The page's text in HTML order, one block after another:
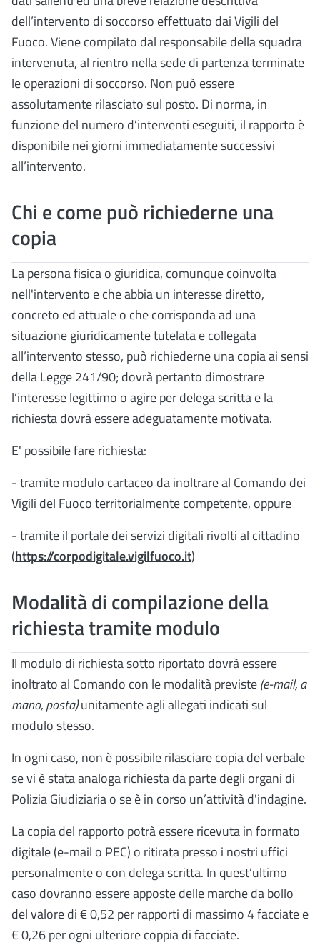
dell’intervento di soccorso effettuato dai Vigili del
Fuoco. Viene compilato dal responsabile della squadra
intervenuta, al rientro nella sede di partenza terminate
le operazioni di soccorso. Non può essere
assolutamente rilasciato sul posto. Di norma, in
funzione del numero d’interventi eseguiti, il rapporto è
disponibile nei giorni immediatamente successivi
all’intervento.
Chi e come può richiederne una
copia
La persona fisica o giuridica, comunque coinvolta
nell'intervento e che abbia un interesse diretto,
concreto ed attuale o che corrisponda ad una
situazione giuridicamente tutelata e collegata
all’intervento stesso, può richiederne una copia ai sensi
della Legge 241/90; dovrà pertanto dimostrare
l’interesse legittimo o agire per delega scritta e la
richiesta dovrà essere adeguatamente motivata.
E' possibile fare richiesta:
- tramite modulo cartaceo da inoltrare al Comando dei
Vigili del Fuoco territorialmente competente, oppure
- tramite il portale dei servizi digitali rivolti al cittadino
(https://corpodigitale.vigilfuoco.it)
Modalità di compilazione della
richiesta tramite modulo
Il modulo di richiesta sotto riportato dovrà essere
inoltrato al Comando con le modalità previste(e-mail, a
mano, posta)unitamente agli allegati indicati sul
modulo stesso.
In ogni caso, non è possibile rilasciare copia del verbale
se vi è stata analoga richiesta da parte degli organi di
Polizia Giudiziaria o se è in corso un’attività d'indagine.
La copia del rapporto potrà essere ricevuta in formato
digitale (e-mail o PEC) o ritirata presso i nostri uffici
personalmente o con delega scritta. In quest’ultimo
caso dovranno essere apposte delle marche da bollo
del valore di € 0,52 per rapporti di massimo 4 facciate e
€ 0,26 per ogni ulteriore coppia di facciate.